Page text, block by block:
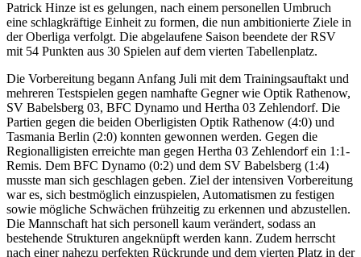
Patrick Hinze ist es gelungen, nach einem personellen Umbruch
eine schlagkräftige Einheit zu formen, die nun ambitionierte Ziele in
der Oberliga verfolgt. Die abgelaufene Saison beendete der RSV
mit 54 Punkten aus 30 Spielen auf dem vierten Tabellenplatz.
Die Vorbereitung begann Anfang Juli mit dem Trainingsauftakt und
mehreren Testspielen gegen namhafte Gegner wie Optik Rathenow,
SV Babelsberg 03, BFC Dynamo und Hertha 03 Zehlendorf. Die
Partien gegen die beiden Oberligisten Optik Rathenow (4:0) und
Tasmania Berlin (2:0) konnten gewonnen werden. Gegen die
Regionalligisten erreichte man gegen Hertha 03 Zehlendorf ein 1:1-
Remis. Dem BFC Dynamo (0:2) und dem SV Babelsberg (1:4)
musste man sich geschlagen geben. Ziel der intensiven Vorbereitung
war es, sich bestmöglich einzuspielen, Automatismen zu festigen
sowie mögliche Schwächen frühzeitig zu erkennen und abzustellen.
Die Mannschaft hat sich personell kaum verändert, sodass an
bestehende Strukturen angeknüpft werden kann. Zudem herrscht
nach einer nahezu perfekten Rückrunde und dem vierten Platz in der